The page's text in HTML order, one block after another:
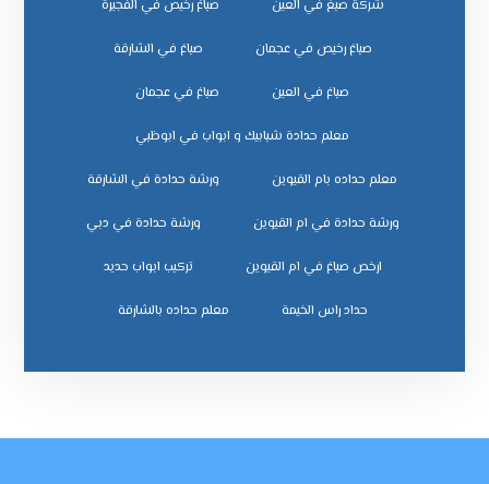
شركة صبغ في العين صباغ رخيص في الفجيرة
صباغ رخيص في عجمان صباغ في الشارقة
صباغ في العين صباغ في عجمان
معلم حدادة شبابيك و ابواب في ابوظبي
معلم حداده بام القيوين ورشة حدادة في الشارقة
ورشة حدادة في ام القيوين ورشة حدادة في دبي
ﺗﺮﻛﻴﺐ اﺑﻮاب ﺣﺪﻳﺪ
ﺣﺪاد راس اﻟﺨﻴﻤﺔ ﻣﻌﻠﻢ ﺣﺪاده ﺑﺎﻟﺸﺎرﻗﺔ